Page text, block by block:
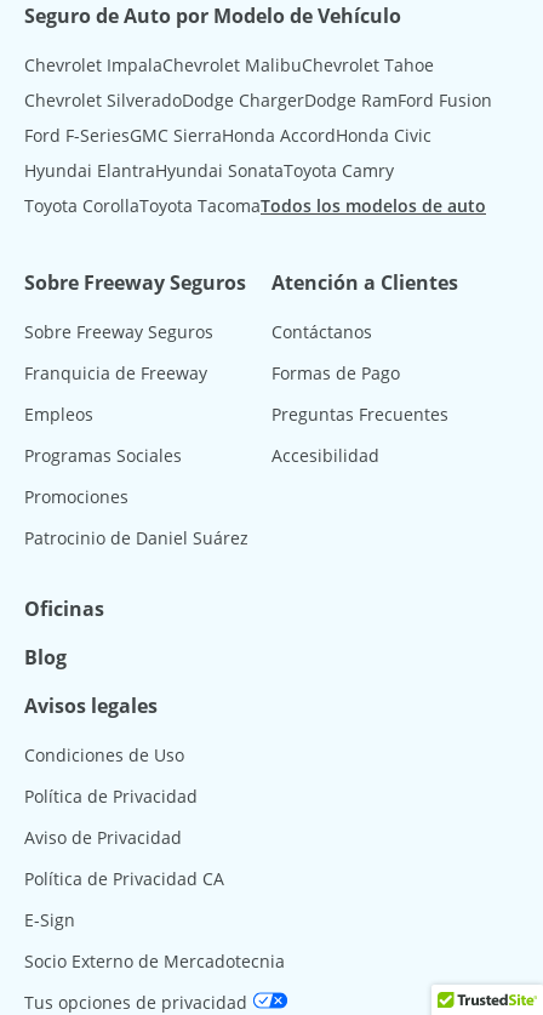
Seguro de Auto por Modelo de Vehículo
Chevrolet ImpalaChevrolet MalibuChevrolet Tahoe
Chevrolet SilveradoDodge ChargerDodge RamFord Fusion
Ford F-SeriesGMC SierraHonda AccordHonda Civic
Hyundai ElantraHyundai SonataToyota Camry
Toyota CorollaToyota TacomaTodos los modelos de auto
Sobre Freeway Seguros
Sobre Freeway Seguros
Franquicia de Freeway
Empleos
Programas Sociales
Promociones
Patrocinio de Daniel Suárez
Atención a Clientes
Contáctanos
Formas de Pago
Preguntas Frecuentes
Accesibilidad
Oficinas
Blog
Avisos legales
Condiciones de Uso
Política de Privacidad
Aviso de Privacidad
Política de Privacidad CA
E-Sign
Socio Externo de Mercadotecnia
Tus opciones de privacidad